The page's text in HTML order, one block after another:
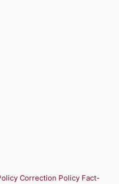
Correction Policy Fact-